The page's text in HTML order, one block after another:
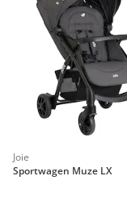
Joie
Sportwagen Muze LX